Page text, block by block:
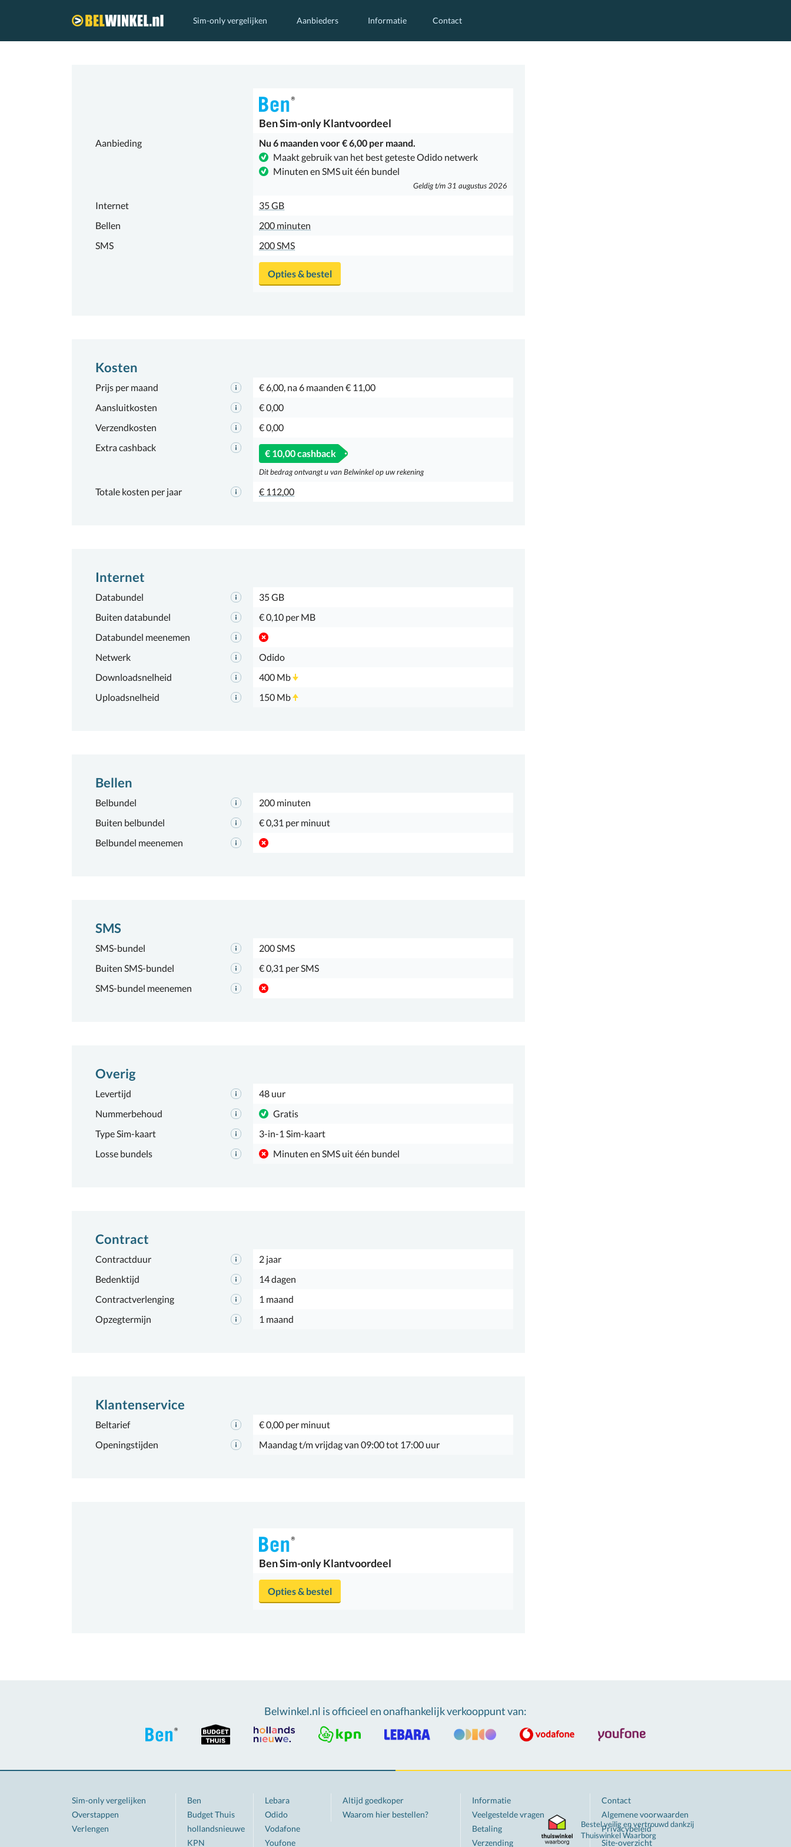
Sim-only vergelijken Aanbieders Informatie Contact
BenSim-only Klantvoordeel
Aanbieding
Nu 6 maanden voor € 6,00 per maand.
Maakt gebruik van het best geteste Odido netwerk
Minuten en SMS uit één bundel
Geldig t/m 31 augustus 2026
Internet
35 GB
Bellen
200 minuten
SMS
200 SMS
Opties & bestel
Kosten
Prijs per maand
€ 6,00, na 6 maanden € 11,00
Aansluitkosten
€ 0,00
Verzendkosten
€ 0,00
Extra cashback
€ 10,00 cashback
Dit bedrag ontvangt u van Belwinkel op uw rekening
Totale kosten per jaar € 112,00
Internet
Databundel
35 GB
Buiten databundel
€ 0,10 per MB
Databundel meenemen
Netwerk
Odido
Downloadsnelheid
400 Mb
Uploadsnelheid
150 Mb
Bellen
Belbundel
200 minuten
Buiten belbundel
€ 0,31 per minuut
Belbundel meenemen
SMS
SMS-bundel
200 SMS
Buiten SMS-bundel
€ 0,31 per SMS
SMS-bundel meenemen
Overig
Levertijd
48 uur
Nummerbehoud
Gratis
Type Sim-kaart
3-in-1 Sim-kaart
Losse bundels
Minuten en SMS uit één bundel
Contract
Contractduur
2 jaar
Bedenktijd
14 dagen
Contractverlenging
1 maand
Opzegtermijn
1 maand
Klantenservice
Beltarief
€ 0,00 per minuut
Openingstijden
Maandag t/m vrijdag van 09:00 tot 17:00 uur
BenSim-only Klantvoordeel
Opties & bestel
Bestel veilig en vertrouwd dankzij
ThuiswinkelWaarborg
Belwinkel.nl is officieel en onafhankelijk verkooppunt van:
Sim-only vergelijken
Overstappen
Verlengen
Ben
Budget Thuis
hollandsnieuwe
KPN
Lebara
Odido
Vodafone
Youfone
Altijd goedkoper
Waarom hier bestellen?
Informatie
Veelgestelde vragen
Betaling
Verzending
Contact
Algemene voorwaarden
Privacybeleid
Site-overzicht